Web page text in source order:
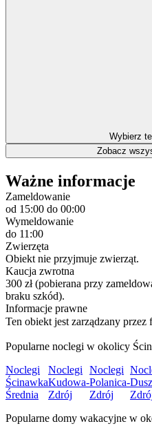
Wybierz
Zobacz
Ważne informacje
Zameldowanie
od 15:00 do 00:00
Wymeldowanie
do 11:00
Zwierzęta
Obiekt nie przyjmuje zwierząt.
Kaucja zwrotna
300 zł (pobierana przy
braku szkód).
Informacje prawne
Ten obiekt jest zarządzany przez
Popularne noclegi w okolicy
Noclegi
Ścinawka
Średnia
Noclegi
Kudowa-
Zdrój
Noclegi
Polanica-
Zdrój
Popularne domy wakacyjne w